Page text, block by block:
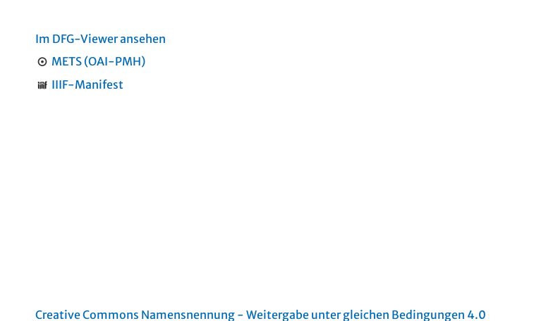
Im DFG-Viewer ansehen
METS (OAI-PMH)
IIIF-Manifest
Creative Commons Namensnennung - Weitergabe unter gleichen Bedingungen 4.0